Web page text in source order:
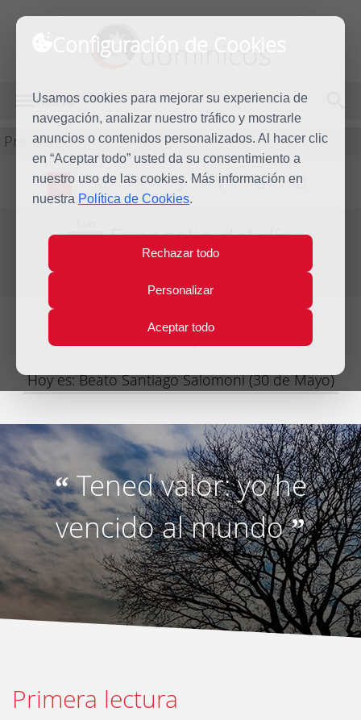
Configuración de Cookies
Usamos cookies para mejorar su experiencia de
navegación, analizar nuestro tráfico y mostrarle
anuncios o contenidos personalizados. Al hacer clic
en “Aceptar todo” usted da su consentimiento a
nuestro uso de las cookies. Más información en
nuestra Política de Cookies.
Rechazar todo
Personalizar
Aceptar todo
dominicos
MENÚ
Predicación
L M X J V S D
30 Evangelio del día
Lecturas del día y comentario
Hoy es: Beato Santiago Salomoni (30 de Mayo)
“Tened valor: yo he
vencido al mundo”
Primera lectura